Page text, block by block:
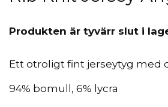
Produkten är tyvärr slut i
Ett otroligt fint jerseytyg med
94% bomull, 6% lycra